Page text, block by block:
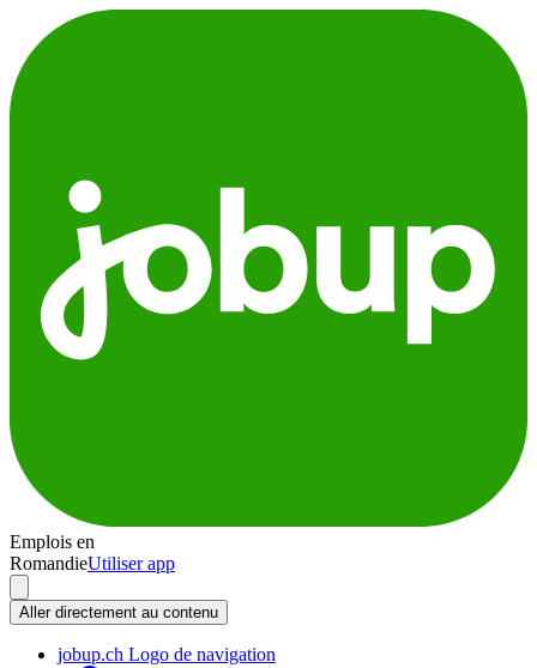
Emplois en
RomandieUtiliser app
Aller directement au contenu
jobup.ch Logo de navigation